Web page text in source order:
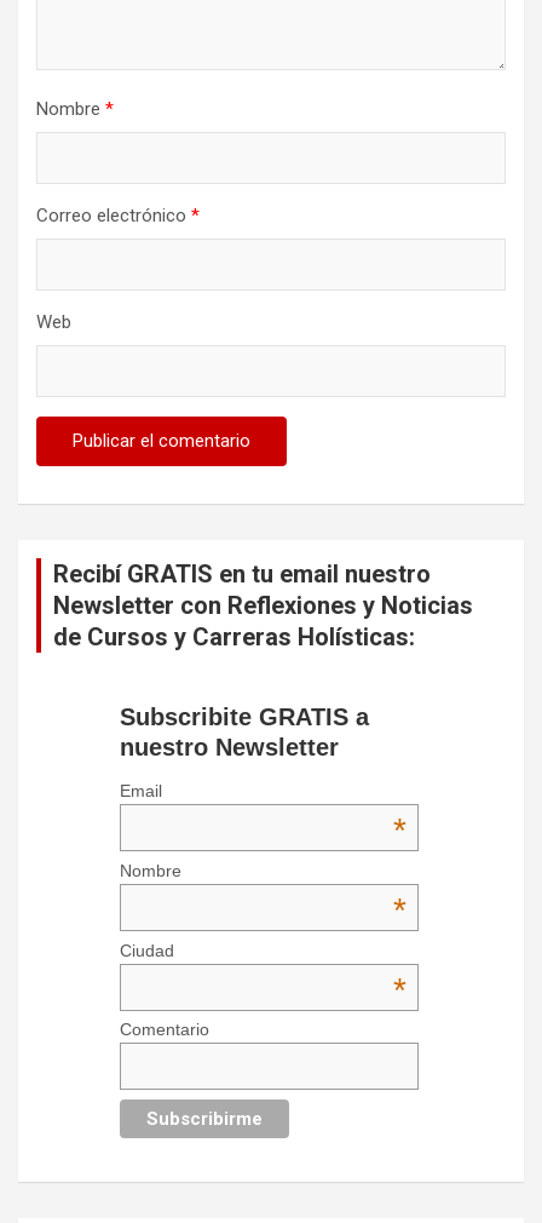
Nombre *
Correo electrónico *
Web
Recibí GRATIS en tu email nuestro
Newsletter con Reflexiones y Noticias
de Cursos y Carreras Holísticas:
Subscribite GRATIS a
nuestro Newsletter
Email
*
Nombre
*
Ciudad
*
Comentario